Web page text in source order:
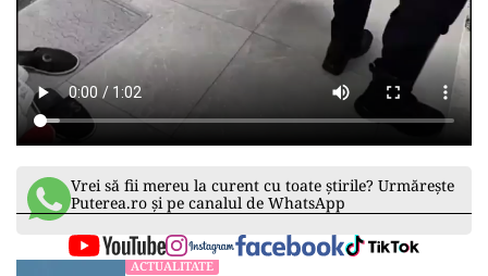
Vrei să fii mereu la curent cu toate știrile? Urmărește
Puterea.ro și pe canalul de WhatsApp
ACTUALITATE